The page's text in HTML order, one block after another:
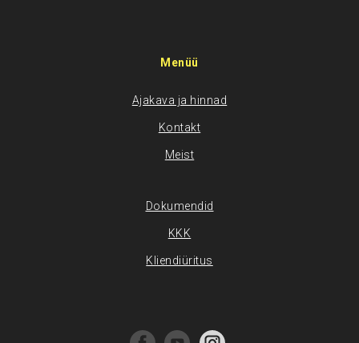
Menüü
Ajakava ja hinnad
Kontakt
Meist
Dokumendid
KKK
Kliendiüritus